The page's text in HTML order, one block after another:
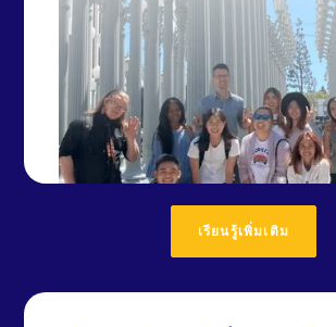
เรียนรู้เพิ่มเติม